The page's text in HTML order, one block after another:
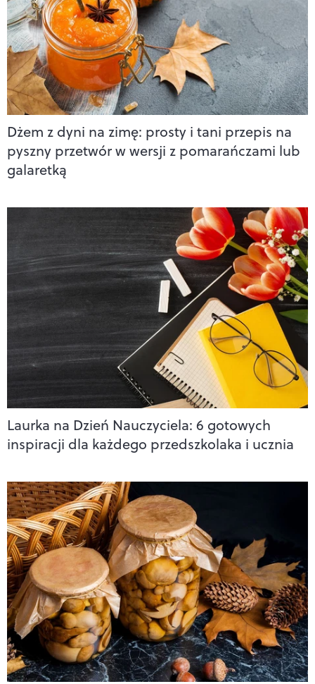
Dżem z dyni na zimę: prosty i tani przepis na
pyszny przetwór w wersji z pomarańczami lub
galaretką
Laurka na Dzień Nauczyciela: 6 gotowych
inspiracji dla każdego przedszkolaka i ucznia